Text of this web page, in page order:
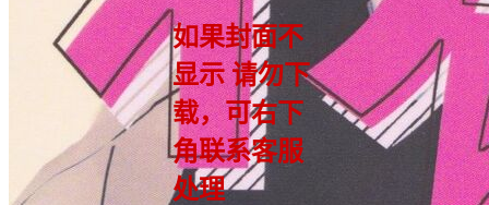
如果封面不
显示 请勿下
载，可右下
角联系客服
处理